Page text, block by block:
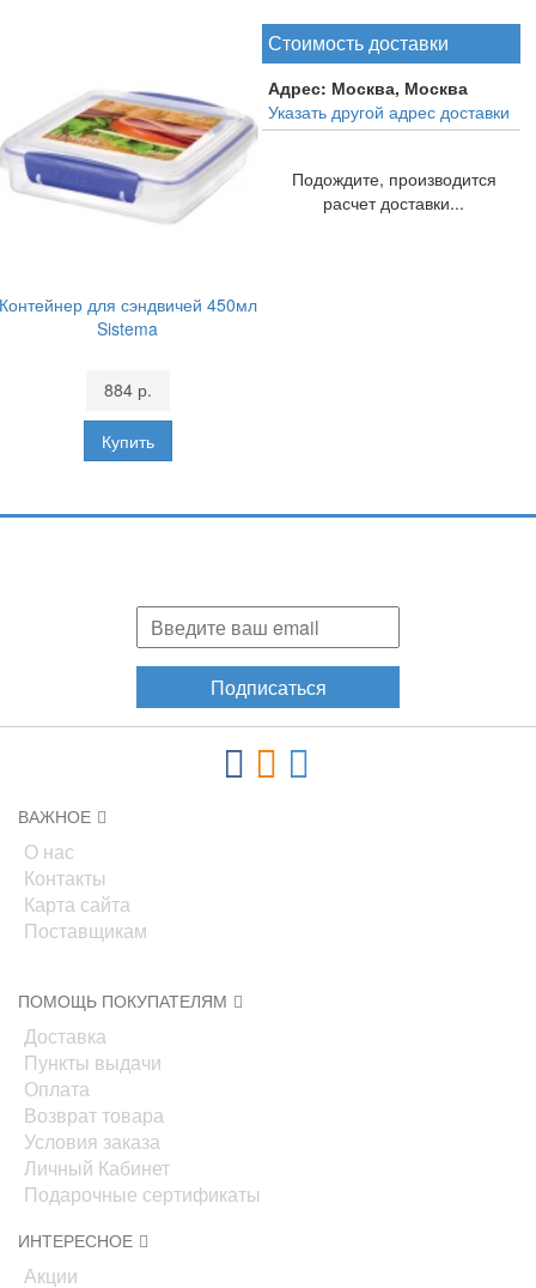
для сэндвичей 450мл
Sistema
884 р.
Стоимость доставки
Адрес: Москва, Москва
Указать другой адрес доставки
Подождите, производится
расчет доставки...
Подписаться
ВАЖНОЕ
О нас
Контакты
Карта сайта
Поставщикам
ПОМОЩЬ ПОКУПАТЕЛЯМ
Доставка
Пункты выдачи
Оплата
Возврат товара
Условия заказа
Личный Кабинет
Подарочные сертификаты
ИНТЕРЕСНОЕ
Акции